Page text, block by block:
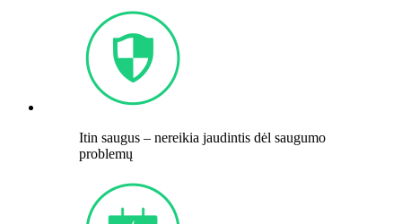
Itin saugus – nereikia jaudintis dėl saugumo
problemų